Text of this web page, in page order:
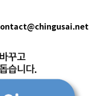
contact@chingusai.net